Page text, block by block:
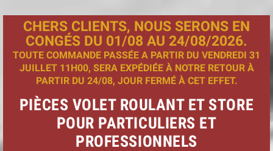
CHERS CLIENTS, NOUS SERONS EN
CONGÉS DU 01/08 AU 24/08/2026.
TOUTE COMMANDE PASSÉE A PARTIR DU VENDREDI 31
JUILLET 11H00, SERA EXPÉDIÉE À NOTRE RETOUR À
PARTIR DU 24/08, JOUR FERMÉ À CET EFFET.
PIÈCES VOLET ROULANT ET STORE
POUR PARTICULIERS ET
PROFESSIONNELS